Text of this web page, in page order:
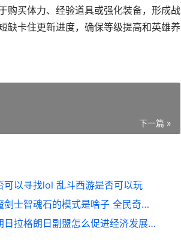
购买体力、经验道具或强化装备，形成战
缺卡住更新进度，确保等级提高和英雄养
下一篇 »
可以寻找lol 乱斗西游是否可以玩
全民奇迹魂魔剑士智魂石的模式是啥子 全民奇迹魔剑技能释放顺序
无尽的拉格朗日拉格朗日副盟怎么促进经济发展 无尽的拉格朗日舰船大全图表